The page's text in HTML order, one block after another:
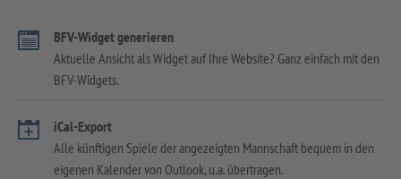
BFV-Widget generieren
Aktuelle Ansicht als Widget auf Ihre Website? Ganz einfach mit den
BFV-Widgets.
iCal-Export
Alle künftigen Spiele der angezeigten Mannschaft bequem in den
eigenen Kalender von Outlook, u.a. übertragen.